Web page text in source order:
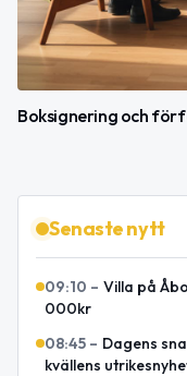
Boksignering och
Senaste nytt
09:10 – Villa på
000kr
08:45 – Dagens
kvällens